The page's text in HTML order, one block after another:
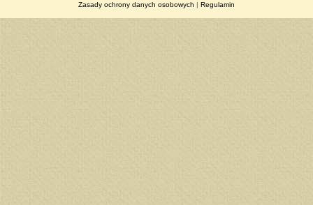
Zasady ochrony danych osobowych | Regulamin